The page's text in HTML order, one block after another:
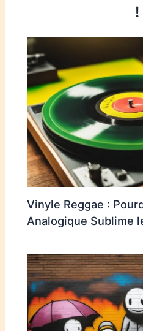
!
Vinyle Reggae :
Analogique Sublime